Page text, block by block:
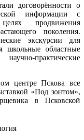
договорённости о
информации с
продвижения
поколения.
экскурсии для
школьные областные
практические
центре Пскова все
«Под зонтом»,
в Псковской